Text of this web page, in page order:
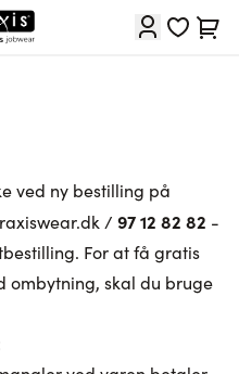
Cart
ved ny bestilling på
/ 97 12 82 82 -
For at få gratis
ombytning, skal du bruge